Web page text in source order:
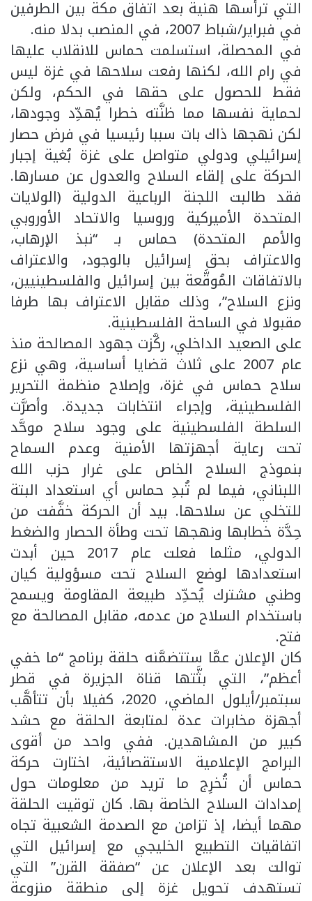
التي ترأسها هنية بعد اتفاق مكة بين الطرفين
في فبراير/شباط 2007، في المنصب بدلا منه.
في المحصلة، استسلمت حماس للانقلاب عليها
في رام الله، لكنها رفعت سلاحها في غزة ليس
فقط للحصول على حقها في الحكم، ولكن
لحماية نفسها مما ظنَّته خطرا يُهدِّد وجودها،
لكن نهجها ذاك بات سببا رئيسيا في فرض حصار
إسرائيلي ودولي متواصل على غزة بُغية إجبار
الحركة على إلقاء السلاح والعدول عن مسارها.
فقد طالبت اللجنة الرباعية الدولية (الولايات
المتحدة الأميركية وروسيا والاتحاد الأوروبي
والأمم المتحدة) حماس بـ “نبذ الإرهاب،
والاعتراف بحق إسرائيل بالوجود، والاعتراف
بالاتفاقات المُوقَّعة بين إسرائيل والفلسطينيين،
ونزع السلاح”، وذلك مقابل الاعتراف بها طرفا
مقبولا في الساحة الفلسطينية.
على الصعيد الداخلي، ركَّزت جهود المصالحة منذ
عام 2007 على ثلاث قضايا أساسية، وهي نزع
سلاح حماس في غزة، وإصلاح منظمة التحرير
الفلسطينية، وإجراء انتخابات جديدة. وأصرَّت
السلطة الفلسطينية على وجود سلاح موحَّد
تحت رعاية أجهزتها الأمنية وعدم السماح
بنموذج السلاح الخاص على غرار حزب الله
اللبناني، فيما لم تُبدِ حماس أي استعداد البتة
للتخلي عن سلاحها. بيد أن الحركة خفَّفت من
حِدَّة خطابها ونهجها تحت وطأة الحصار والضغط
الدولي، مثلما فعلت عام 2017 حين أبدت
استعدادها لوضع السلاح تحت مسؤولية كيان
وطني مشترك يُحدِّد طبيعة المقاومة ويسمح
باستخدام السلاح من عدمه، مقابل المصالحة مع
فتح.
كان الإعلان عمَّا ستتضمَّنه حلقة برنامج “ما خفي
أعظم”، التي بثَّتها قناة الجزيرة في قطر
سبتمبر/أيلول الماضي، 2020، كفيلا بأن تتأهَّب
أجهزة مخابرات عدة لمتابعة الحلقة مع حشد
كبير من المشاهدين. ففي واحد من أقوى
البرامج الإعلامية الاستقصائية، اختارت حركة
حماس أن تُخرِج ما تريد من معلومات حول
إمدادات السلاح الخاصة بها. كان توقيت الحلقة
مهما أيضا، إذ تزامن مع الصدمة الشعبية تجاه
اتفاقيات التطبيع الخليجي مع إسرائيل التي
توالت بعد الإعلان عن “صفقة القرن” التي
تستهدف تحويل غزة إلى منطقة منزوعة